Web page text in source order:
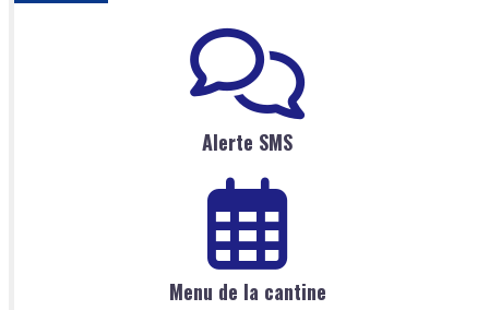
Alerte SMS
Menu de la cantine